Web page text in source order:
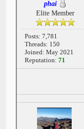
phai
Elite Member
Posts: 7,781
Threads: 150
Joined: May 2021
Reputation: 71